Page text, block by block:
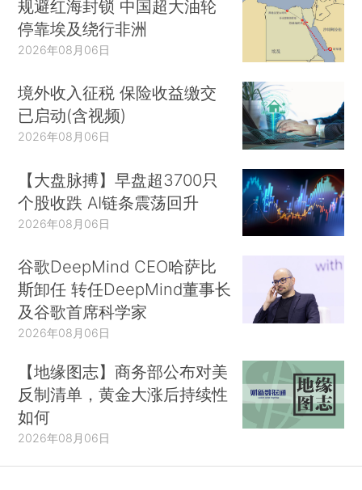
规避红海封锁 中国超大油轮
停靠埃及绕行非洲
2026年08月06日
境外收入征税 保险收益缴交
已启动(含视频)
2026年08月06日
【大盘脉搏】早盘超3700只
个股收跌 AI链条震荡回升
2026年08月06日
谷歌DeepMind CEO哈萨比
斯卸任 转任DeepMind董事长
及谷歌首席科学家
2026年08月06日
【地缘图志】商务部公布对美
反制清单，黄金大涨后持续性
如何
2026年08月06日